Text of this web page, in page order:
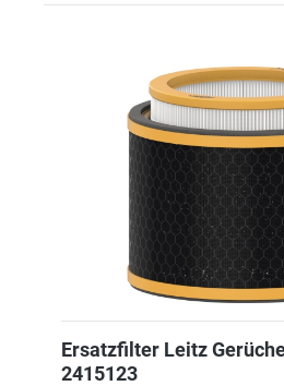
Ersatzfilter Leitz
2415123